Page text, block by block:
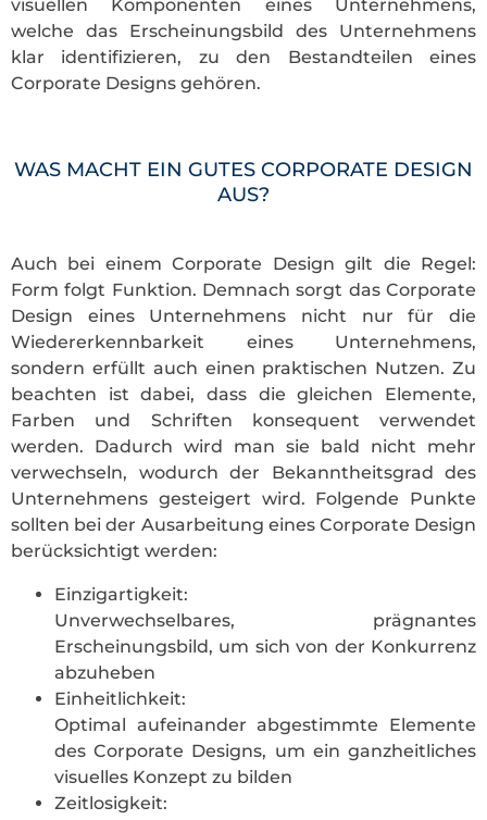
visuellen Komponenten eines Unternehmens,
welche das Erscheinungsbild des Unternehmens
klar identifizieren, zu den Bestandteilen eines
Corporate Designs gehören.
WAS MACHT EIN GUTES CORPORATE DESIGN
AUS?
Auch bei einem Corporate Design gilt die Regel:
Form folgt Funktion. Demnach sorgt das Corporate
Design eines Unternehmens nicht nur für die
Wiedererkennbarkeit eines Unternehmens,
sondern erfüllt auch einen praktischen Nutzen. Zu
beachten ist dabei, dass die gleichen Elemente,
Farben und Schriften konsequent verwendet
werden. Dadurch wird man sie bald nicht mehr
verwechseln, wodurch der Bekanntheitsgrad des
Unternehmens gesteigert wird. Folgende Punkte
sollten bei der Ausarbeitung eines Corporate Design
berücksichtigt werden:
Einzigartigkeit:
Unverwechselbares, prägnantes
Erscheinungsbild, um sich von der Konkurrenz
abzuheben
Einheitlichkeit:
Optimal aufeinander abgestimmte Elemente
des Corporate Designs, um ein ganzheitliches
visuelles Konzept zu bilden
Zeitlosigkeit: